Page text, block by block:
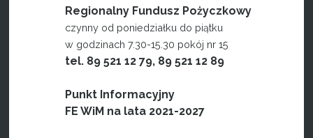
Regionalny Fundusz Pożyczkowy
czynny od poniedziałku do piątku
w godzinach 7.30-15.30 pokój nr 15
tel. 89 521 12 79, 89 521 12 89
Punkt Informacyjny
FE WiM na lata 2021-2027